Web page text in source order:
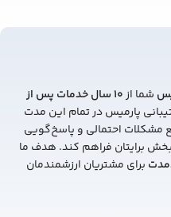
شما از10 سال خدمات پس از
پارمیس در تمام این مدت
مشکلات احتمالی و پاسخ‌گویی
برایتان فراهم کند. هدف ما
برای مشتریان ارزشمندمان